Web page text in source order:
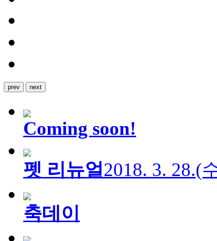
prev next
Coming soon!
펫 리뉴얼2018. 3. 28.(
축데이